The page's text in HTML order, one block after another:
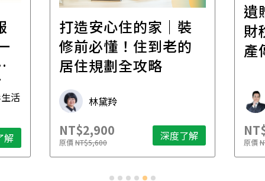
活
解
打造安心住的家｜裝
修前必懂！住到老的
居住規劃全攻略
林黛羚
NT$2,900
原價NT$5,600 深度了解
遺
財
產
原價